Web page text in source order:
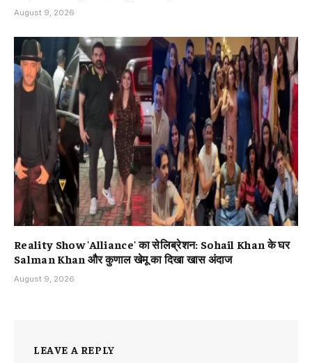
August 9, 2026
Reality Show 'Alliance' का सेलिब्रेशन: Sohail Khan के घर
Salman Khan और कुणाल खेमू का दिखा खास अंदाज
August 9, 2026
LEAVE A REPLY